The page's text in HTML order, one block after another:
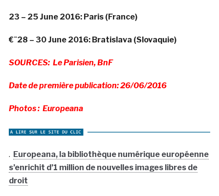
23 – 25 June 2016: Paris (France)
€¨28 – 30 June 2016: Bratislava (Slovaquie)
SOURCES: Le Parisien, BnF
Date de première publication: 26/06/2016
Photos : Europeana
. Europeana, la bibliothèque numérique européenne
s’enrichit d’1 million de nouvelles images libres de
droit